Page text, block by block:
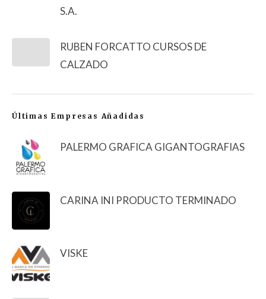
S.A.
RUBEN FORCATTO CURSOS DE
CALZADO
Últimas Empresas Añadidas
PALERMO GRAFICA GIGANTOGRAFIAS
CARINA INI PRODUCTO TERMINADO
VISKE